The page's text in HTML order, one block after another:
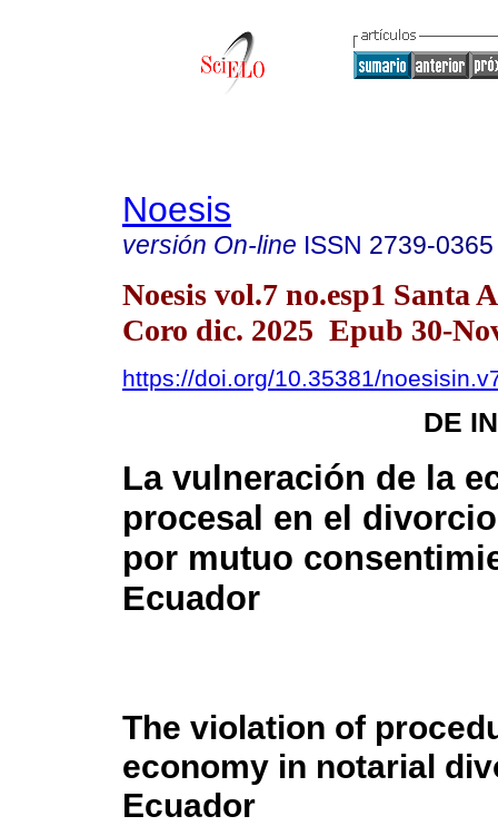
Noesis
versión On-line ISSN 2739-0365
Noesis vol.7 no.esp1 Santa
Coro dic. 2025 Epub 30-
https://doi.org/10.35381/
DE
La vulneración de la
procesal en el
por mutuo
Ecuador
The violation of
economy in notarial
Ecuador